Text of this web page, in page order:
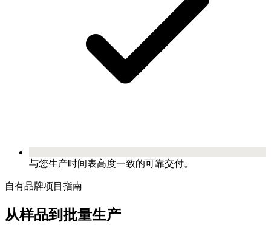
与您生产时间表高度一致的可靠交付。
自有品牌项目指南
从样品到批量生产